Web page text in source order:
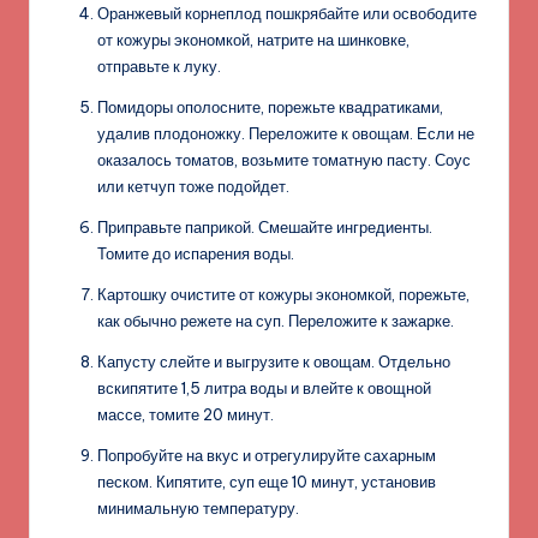
Оранжевый корнеплод пошкрябайте или освободите
от кожуры экономкой, натрите на шинковке,
отправьте к луку.
Помидоры ополосните, порежьте квадратиками,
удалив плодоножку. Переложите к овощам. Если не
оказалось томатов, возьмите томатную пасту. Соус
или кетчуп тоже подойдет.
Приправьте паприкой. Смешайте ингредиенты.
Томите до испарения воды.
Картошку очистите от кожуры экономкой, порежьте,
как обычно режете на суп. Переложите к зажарке.
Капусту слейте и выгрузите к овощам. Отдельно
вскипятите 1,5 литра воды и влейте к овощной
массе, томите 20 минут.
Попробуйте на вкус и отрегулируйте сахарным
песком. Кипятите, суп еще 10 минут, установив
минимальную температуру.